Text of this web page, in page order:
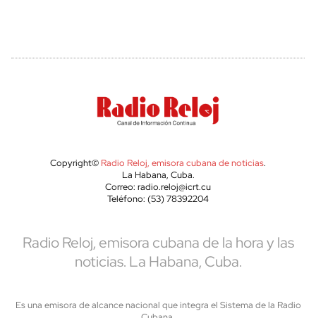
Copyright© Radio Reloj, emisora cubana de noticias.
La Habana, Cuba.
Correo: radio.reloj@icrt.cu
Teléfono: (53) 78392204
Radio Reloj, emisora cubana de la hora y las
noticias. La Habana, Cuba.
Es una emisora de alcance nacional que integra el Sistema de la Radio